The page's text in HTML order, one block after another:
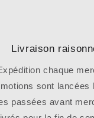
Livraison
chaque
sont lancées
passées avant